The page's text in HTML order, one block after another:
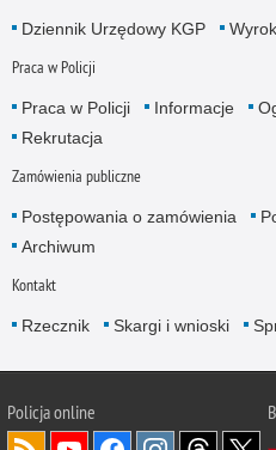
Dziennik Urzędowy KGP
Praca w Policji
Praca w Policji Informacje
Rekrutacja
Zamówienia publiczne
Postępowania o zamówienia
Archiwum
Kontakt
Rzecznik Skargi i wnioski
Policjaonline